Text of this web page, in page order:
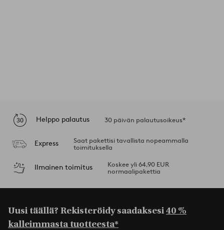
Helppo palautus 30 päivän palautusoikeus*
Express
Saat pakettisi tavallista nopeammalla
toimituksella
Ilmainen toimitus
Koskee yli 64,90 EUR
normaalipakettia
Uusi täällä? Rekisteröidy saadaksesi40 %
kalleimmasta tuotteesta*